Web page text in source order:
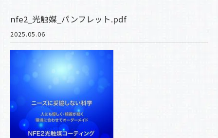
nfe2_光触媒_パンフレット.pdf
2025.05.06